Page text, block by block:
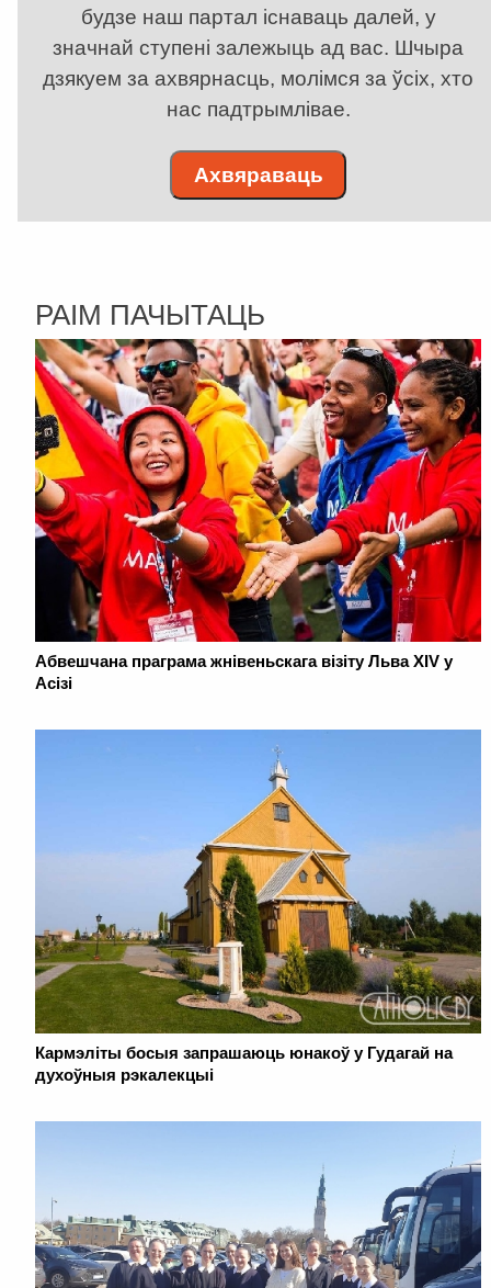
будзе наш партал існаваць далей, у
значнай ступені залежыць ад вас. Шчыра
дзякуем за ахвярнасць, молімся за ўсіх, хто
нас падтрымлівае.
Ахвяраваць
РАІМ ПАЧЫТАЦЬ
Абвешчана праграма жнівеньскага візіту Льва XIV у
Асізі
Кармэліты босыя запрашаюць юнакоў у Гудагай на
духоўныя рэкалекцыі